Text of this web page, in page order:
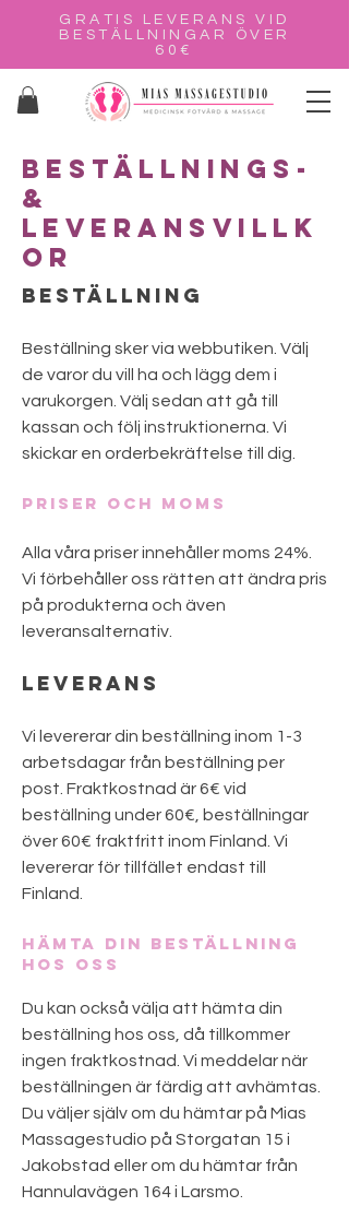
GRATIS LEVERANS VID
BESTÄLLNINGAR ÖVER
60€
BESTÄLLNINGS-
&
LEVERANSVILLK
OR
Beställning
Beställning sker via webbutiken. Välj
de varor du vill ha och lägg dem i
varukorgen. Välj sedan att gå till
kassan och följ instruktionerna. Vi
skickar en orderbekräftelse till dig.
Priser och moms
Alla våra priser innehåller moms 24%.
Vi förbehåller oss rätten att ändra pris
på produkterna och även
leveransalternativ.
Leverans
Vi levererar din beställning inom 1-3
arbetsdagar från beställning per
post. Fraktkostnad är 6€ vid
beställning under 60€, beställningar
över 60€ fraktfritt inom Finland. Vi
levererar för tillfället endast till
Finland.
Hämta din beställning
hos oss
Du kan också välja att hämta din
beställning hos oss, då tillkommer
ingen fraktkostnad. Vi meddelar när
beställningen är färdig att avhämtas.
Du väljer själv om du hämtar på Mias
Massagestudio på Storgatan 15 i
Jakobstad eller om du hämtar från
Hannulavägen 164 i Larsmo.